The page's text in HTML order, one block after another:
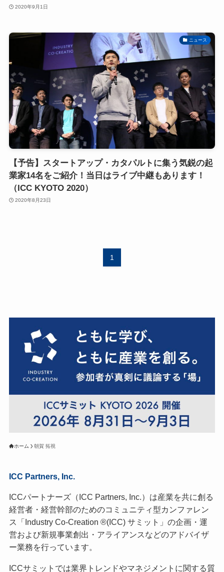
2020年9月1日
ニュース
【予告】スタートアップ・カタパルトに集う気鋭の起
業家14名をご紹介！当日はライブ中継もあります！
（ICC KYOTO 2020）
2020年8月23日
1
ホーム 朝賀 拓視
ICC Partners, Inc.
ICCパートナーズ（ICC Partners, Inc.）は産業を共に創る
経営者・経営幹部のためのコミュニティ型カンファレン
ス「Industry Co-Creation ®(ICC) サミット」の企画・運
営および新規事業創出・アライアンスなどのアドバイザ
ー業務を行っています。
ICCサミットでは業界トレンドやマネジメントに関する質